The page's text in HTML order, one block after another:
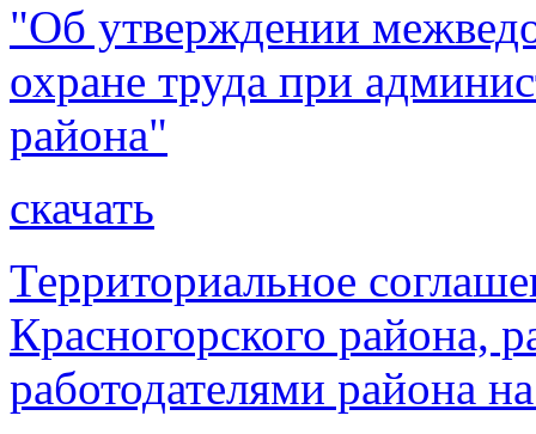
"Об утверждении
охране труда при
района"
скачать
Территориальное
Красногорского района,
работодателями района